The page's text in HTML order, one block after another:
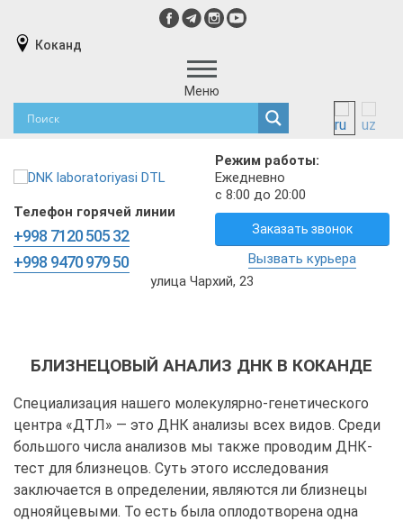
Коканд
Меню
Режим работы:
Ежедневно
с 8:00 до 20:00
Телефон горячей линии
+998 7120 505 32
+998 9470 979 50
Заказать звонок
Вызвать курьера
улица Чархий, 23
БЛИЗНЕЦОВЫЙ АНАЛИЗ ДНК В КОКАНДЕ
Специализация нашего молекулярно-генетического
центра «ДТЛ» — это ДНК анализы всех видов. Среди
большого числа анализов мы также проводим ДНК-
тест для близнецов. Суть этого исследования
заключается в определении, являются ли близнецы
однояйцевыми. То есть была оплодотворена одна